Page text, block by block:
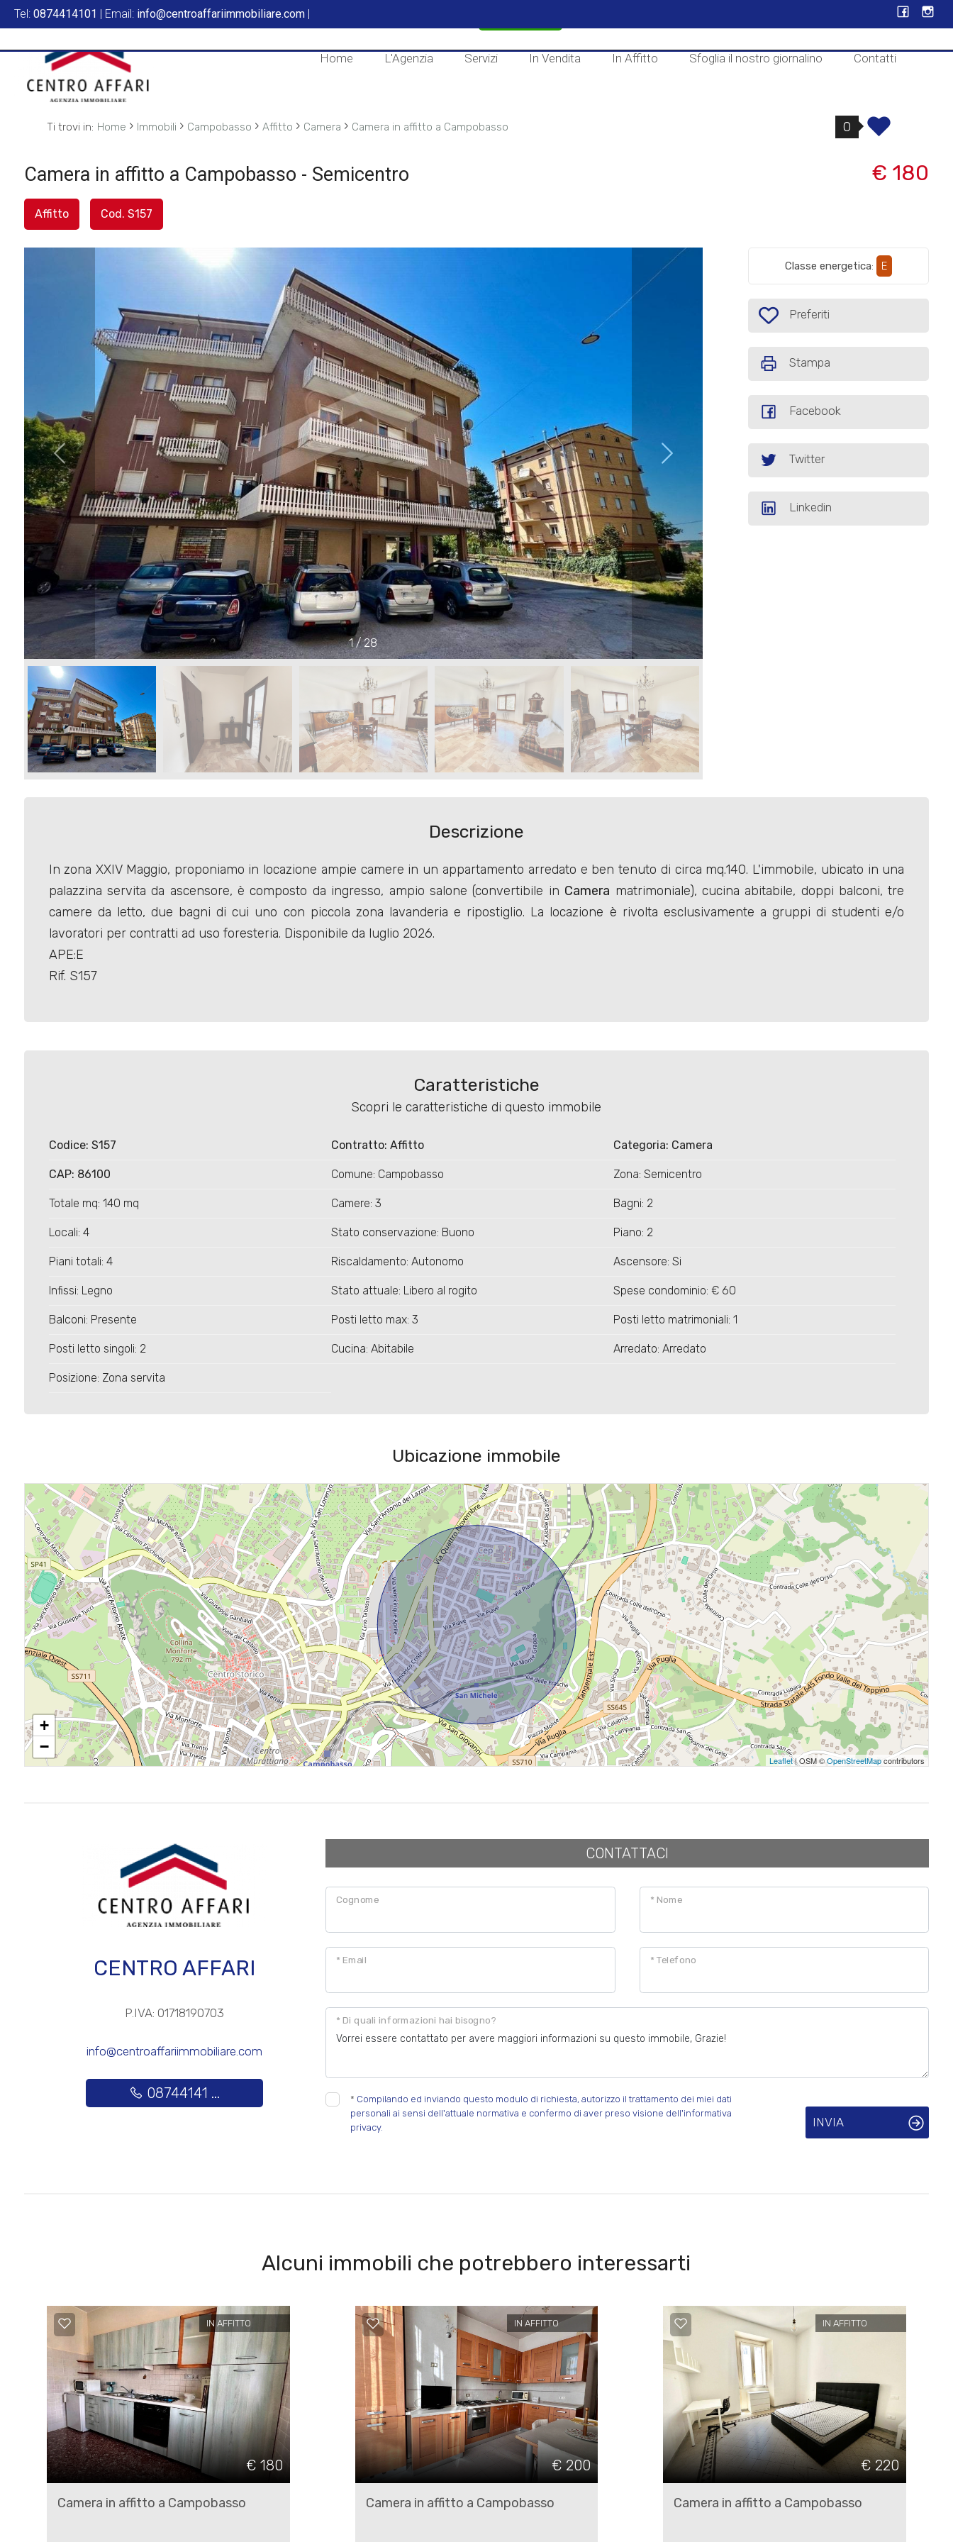
Tel: 0874414101 | Email: info@centroaffariimmobiliare.com |
Home L'Agenzia Servizi In Vendita In Affitto Sfoglia il nostro giornalino Contatti
Ti trovi in: Home › Immobili › Campobasso › Affitto › Camera › Camera in affitto a Campobasso 0
Camera in affitto a Campobasso - Semicentro
Affitto Cod. S157
€ 180
1 / 28
Classe energetica: E
Preferiti: Cod. S157
Preferiti
Stampa
Facebook
Twitter
Linkedin
Descrizione
In zona XXIV Maggio, proponiamo in locazione ampie camere in un appartamento arredato e ben tenuto di circa mq.140. L'immobile, ubicato in una
palazzina servita da ascensore, è composto da ingresso, ampio salone (convertibile in Camera matrimoniale), cucina abitabile, doppi balconi, tre
camere da letto, due bagni di cui uno con piccola zona lavanderia e ripostiglio. La locazione è rivolta esclusivamente a gruppi di studenti e/o
lavoratori per contratti ad uso foresteria. Disponibile da luglio 2026.
APE:E
Rif. S157
Caratteristiche
Scopri le caratteristiche di questo immobile
Codice: S157 Contratto: Affitto Categoria: Camera
CAP: 86100 Comune: Campobasso Zona: Semicentro
Totale mq: 140 mq Camere: 3 Bagni: 2
Locali: 4 Stato conservazione: Buono Piano: 2
Piani totali: 4 Riscaldamento: Autonomo Ascensore: Si
Infissi: Legno Stato attuale: Libero al rogito Spese condominio: € 60
Balconi: Presente Posti letto max: 3 Posti letto matrimoniali: 1
Posti letto singoli: 2 Cucina: Abitabile Arredato: Arredato
Posizione: Zona servita
Ubicazione immobile
+
−
Leaflet| OSM ©OpenStreetMapcontributors
CENTRO AFFARI
P.IVA: 01718190703
info@centroaffariimmobiliare.com
08744141 ...
CONTATTACI
* Nome
Cognome
* Telefono
* Email
* Di quali informazioni hai bisogno?
* Compilando ed inviando questo modulo di richiesta, autorizzo il trattamento dei miei dati
personali ai sensi dell'attuale normativa e confermo di aver preso visione dell'informativa
privacy.
INVIA
Alcuni immobili che potrebbero interessarti
IN AFFITTO
€ 180
Camera in affitto a Campobasso
IN AFFITTO
€ 200
Camera in affitto a Campobasso
IN AFFITTO
€ 220
Camera in affitto a Campobasso
L'AGENZIA
SERVIZI
GIORNALINO
CONTATTI
Codice
Affitto
Tipologia
multiscelta
Qualsiasi
Residenziali
Commerciali
Terreni
Prezzo
Totale
1
2
3
4
5
5+
Camere
Ascensore
Arredato
Nuova costruzione
Lusso